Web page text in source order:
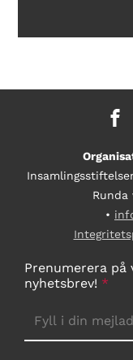
Runda
•
Prenumerera på
nyhetsbrev! *